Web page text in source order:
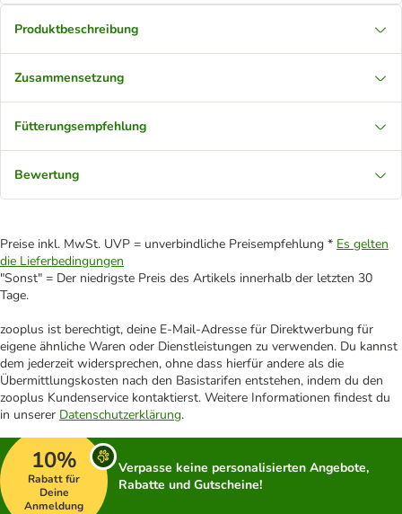
Produktbeschreibung
Zusammensetzung
Fütterungsempfehlung
Bewertung
Preise inkl. MwSt. UVP = unverbindliche Preisempfehlung * Es gelten
die Lieferbedingungen
"Sonst" = Der niedrigste Preis des Artikels innerhalb der letzten 30
Tage.
zooplus ist berechtigt, deine E-Mail-Adresse für Direktwerbung für
eigene ähnliche Waren oder Dienstleistungen zu verwenden. Du kannst
dem jederzeit widersprechen, ohne dass hierfür andere als die
Übermittlungskosten nach den Basistarifen entstehen, indem du den
zooplus Kundenservice kontaktierst. Weitere Informationen findest du
in unserer Datenschutzerklärung.
10%
Rabatt für
Deine
Anmeldung
Verpasse keine personalisierten Angebote,
Rabatte und Gutscheine!